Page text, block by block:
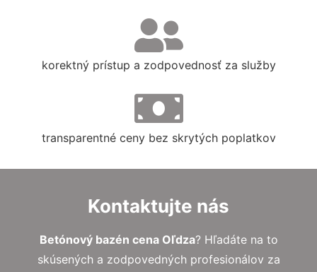
korektný prístup a zodpovednosť za služby
transparentné ceny bez skrytých poplatkov
Kontaktujte nás
Betónový bazén cena Oľdza? Hľadáte na to
skúsených a zodpovedných profesionálov za